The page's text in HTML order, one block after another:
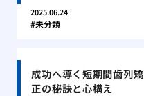
2025.06.24
未分類
成功へ導く短期間歯列矯
正の秘訣と心構え